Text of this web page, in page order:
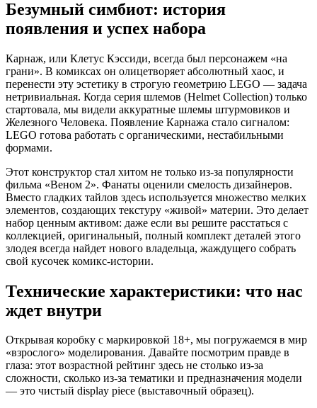
Безумный симбиот: история
появления и успех набора
Карнаж, или Клетус Кэссиди, всегда был персонажем «на
грани». В комиксах он олицетворяет абсолютный хаос, и
перенести эту эстетику в строгую геометрию LEGO — задача
нетривиальная. Когда серия шлемов (Helmet Collection) только
стартовала, мы видели аккуратные шлемы штурмовиков и
Железного Человека. Появление Карнажа стало сигналом:
LEGO готова работать с органическими, нестабильными
формами.
Этот конструктор стал хитом не только из-за популярности
фильма «Веном 2». Фанаты оценили смелость дизайнеров.
Вместо гладких тайлов здесь используется множество мелких
элементов, создающих текстуру «живой» материи. Это делает
набор ценным активом: даже если вы решите расстаться с
коллекцией, оригинальный, полный комплект деталей этого
злодея всегда найдет нового владельца, жаждущего собрать
свой кусочек комикс-истории.
Технические характеристики: что нас
ждет внутри
Открывая коробку с маркировкой 18+, мы погружаемся в мир
«взрослого» моделирования. Давайте посмотрим правде в
глаза: этот возрастной рейтинг здесь не столько из-за
сложности, сколько из-за тематики и предназначения модели
— это чистый display piece (выставочный образец).